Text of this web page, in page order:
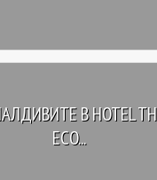
В HOTEL
ECO...